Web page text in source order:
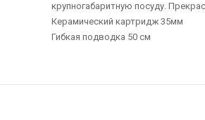
крупногабаритную посуду.
Керамический картридж 35мм
Гибкая подводка 50 см